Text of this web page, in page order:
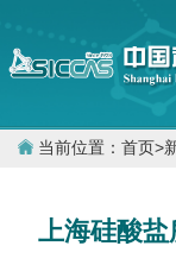
当前位置： 首页>
上海硅酸